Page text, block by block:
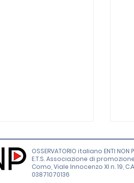
OSSERVATORIO italiano ENTI NON
E.T.S. Associazione di
Como, Viale Innocenzo XI n. 19,
03871070136